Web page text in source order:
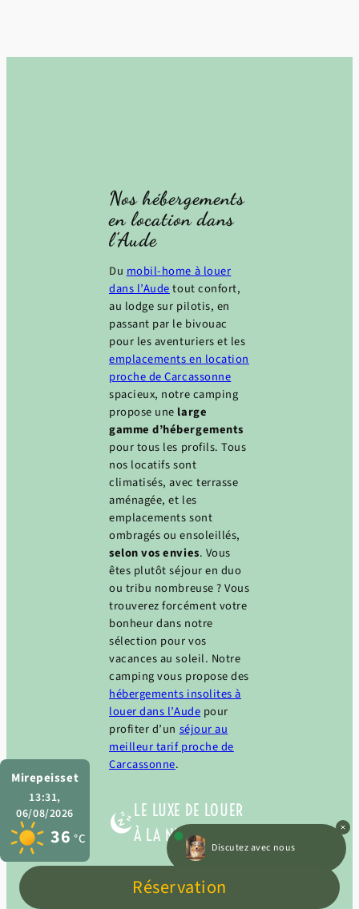
Nos hébergements
en location dans
l’Aude
Du mobil-home à louer
dans l’Audetout confort,
au lodge sur pilotis, en
passant par le bivouac
pour les aventuriers et les
emplacements en location
proche de Carcassonne
spacieux, notre camping
propose une large
gamme d’hébergements
pour tous les profils. Tous
nos locatifs sont
climatisés, avec terrasse
aménagée, et les
emplacements sont
ombragés ou ensoleillés,
selon vos envies. Vous
êtes plutôt séjour en duo
ou tribu nombreuse ? Vous
trouverez forcément votre
bonheur dans notre
sélection pour vos
vacances au soleil. Notre
camping vous propose des
hébergements insolites à
louer dans l’Aude pour
profiter d’un séjour au
meilleur tarif proche de
Carcassonne.
LE LUXE DE LOUER
À LA NUITÉE
Les tarifs
Mirepeisset
13:31,
06/08/2026
36 °C
Réservation